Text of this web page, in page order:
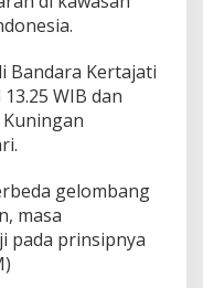
Bandara Kertajati
WIB dan
gelombang
masa
pada prinsipnya